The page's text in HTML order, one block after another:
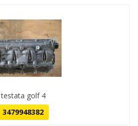
testata golf 4
3479948382